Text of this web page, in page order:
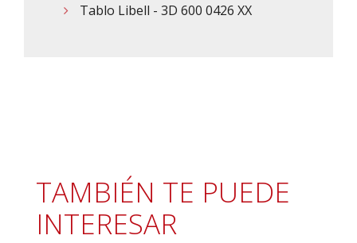
Tablo Libell - 3D 600 0426 XX
TAMBIÉN TE PUEDE
INTERESAR